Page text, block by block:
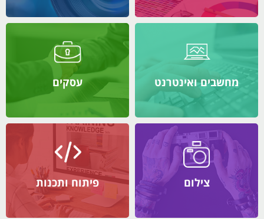
מחשבים ואינטרנט עסקים
צילום פיתוח ותכנות